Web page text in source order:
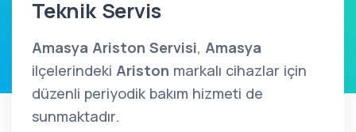
Teknik Servis
Amasya Ariston Servisi, Amasya
ilçelerindeki Ariston markalı cihazlar için
düzenli periyodik bakım hizmeti de
sunmaktadır.